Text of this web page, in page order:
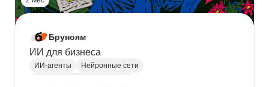
Бруноям
ИИ для бизнеса
ИИ-агенты
Нейронные сети